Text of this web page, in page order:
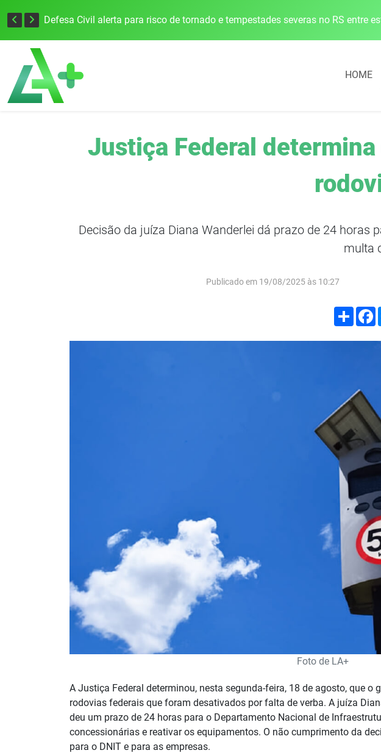
HOME
Justiça Federal
Decisão da juíza Diana Wanderlei dá prazo de 24
multa
Publicado em 19/08/2025 às 10:27
Foto de LA+
A Justiça Federal determinou, nesta segunda-feira, 18 de agosto, que o
rodovias federais que foram desativados por falta de verba. A juíza
deu um prazo de 24 horas para o Departamento Nacional de
concessionárias e reativar os equipamentos. O não cumprimento da
para o DNIT e para as empresas.